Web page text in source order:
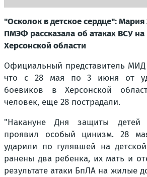
"Осколок в детское сердце":
ПМЭФ рассказала об атаках ВСУ
Херсонской области
Официальный представитель
что с 28 мая по 3 июня от
боевиков в Херсонской
человек, еще 28 пострадали.
"Накануне Дня защиты детей
проявил особый цинизм. 28
ударили по гулявшей на
ранены два ребенка, их мать и
результате атаки БпЛА на жилые